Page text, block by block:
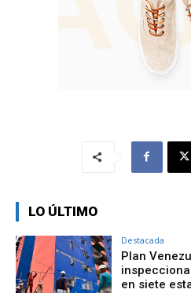
LO ÚLTIMO
Destacada
Plan
en siete